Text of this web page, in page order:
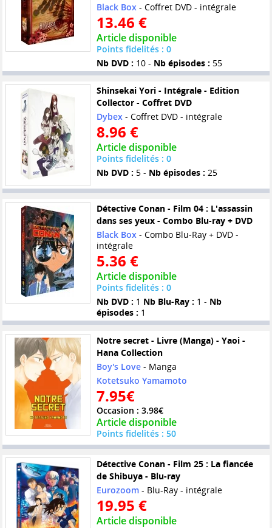
Black Box - Coffret DVD - intégrale
13.46 €
Article disponible
Points fidelités : 0
Nb DVD : 10 - Nb épisodes : 55
Shinsekai Yori - Intégrale - Edition
Collector - Coffret DVD
Dybex- Coffret DVD - intégrale
8.96 €
Article disponible
Points fidelités : 0
Nb DVD : 5 - Nb épisodes : 25
Détective Conan - Film 04 : L'assassin
dans ses yeux - Combo Blu-ray + DVD
Black Box - Combo Blu-Ray + DVD -
intégrale
5.36 €
Article disponible
Points fidelités : 0
Nb DVD : 1 Nb Blu-Ray : 1 - Nb
épisodes : 1
Notre secret - Livre (Manga) - Yaoi -
Hana Collection
Boy's Love- Manga
Kotetsuko Yamamoto
7.95€
Occasion : 3.98€
Article disponible
Points fidelités : 50
Détective Conan - Film 25 : La fiancée
de Shibuya - Blu-ray
Eurozoom- Blu-Ray - intégrale
19.95 €
Article disponible